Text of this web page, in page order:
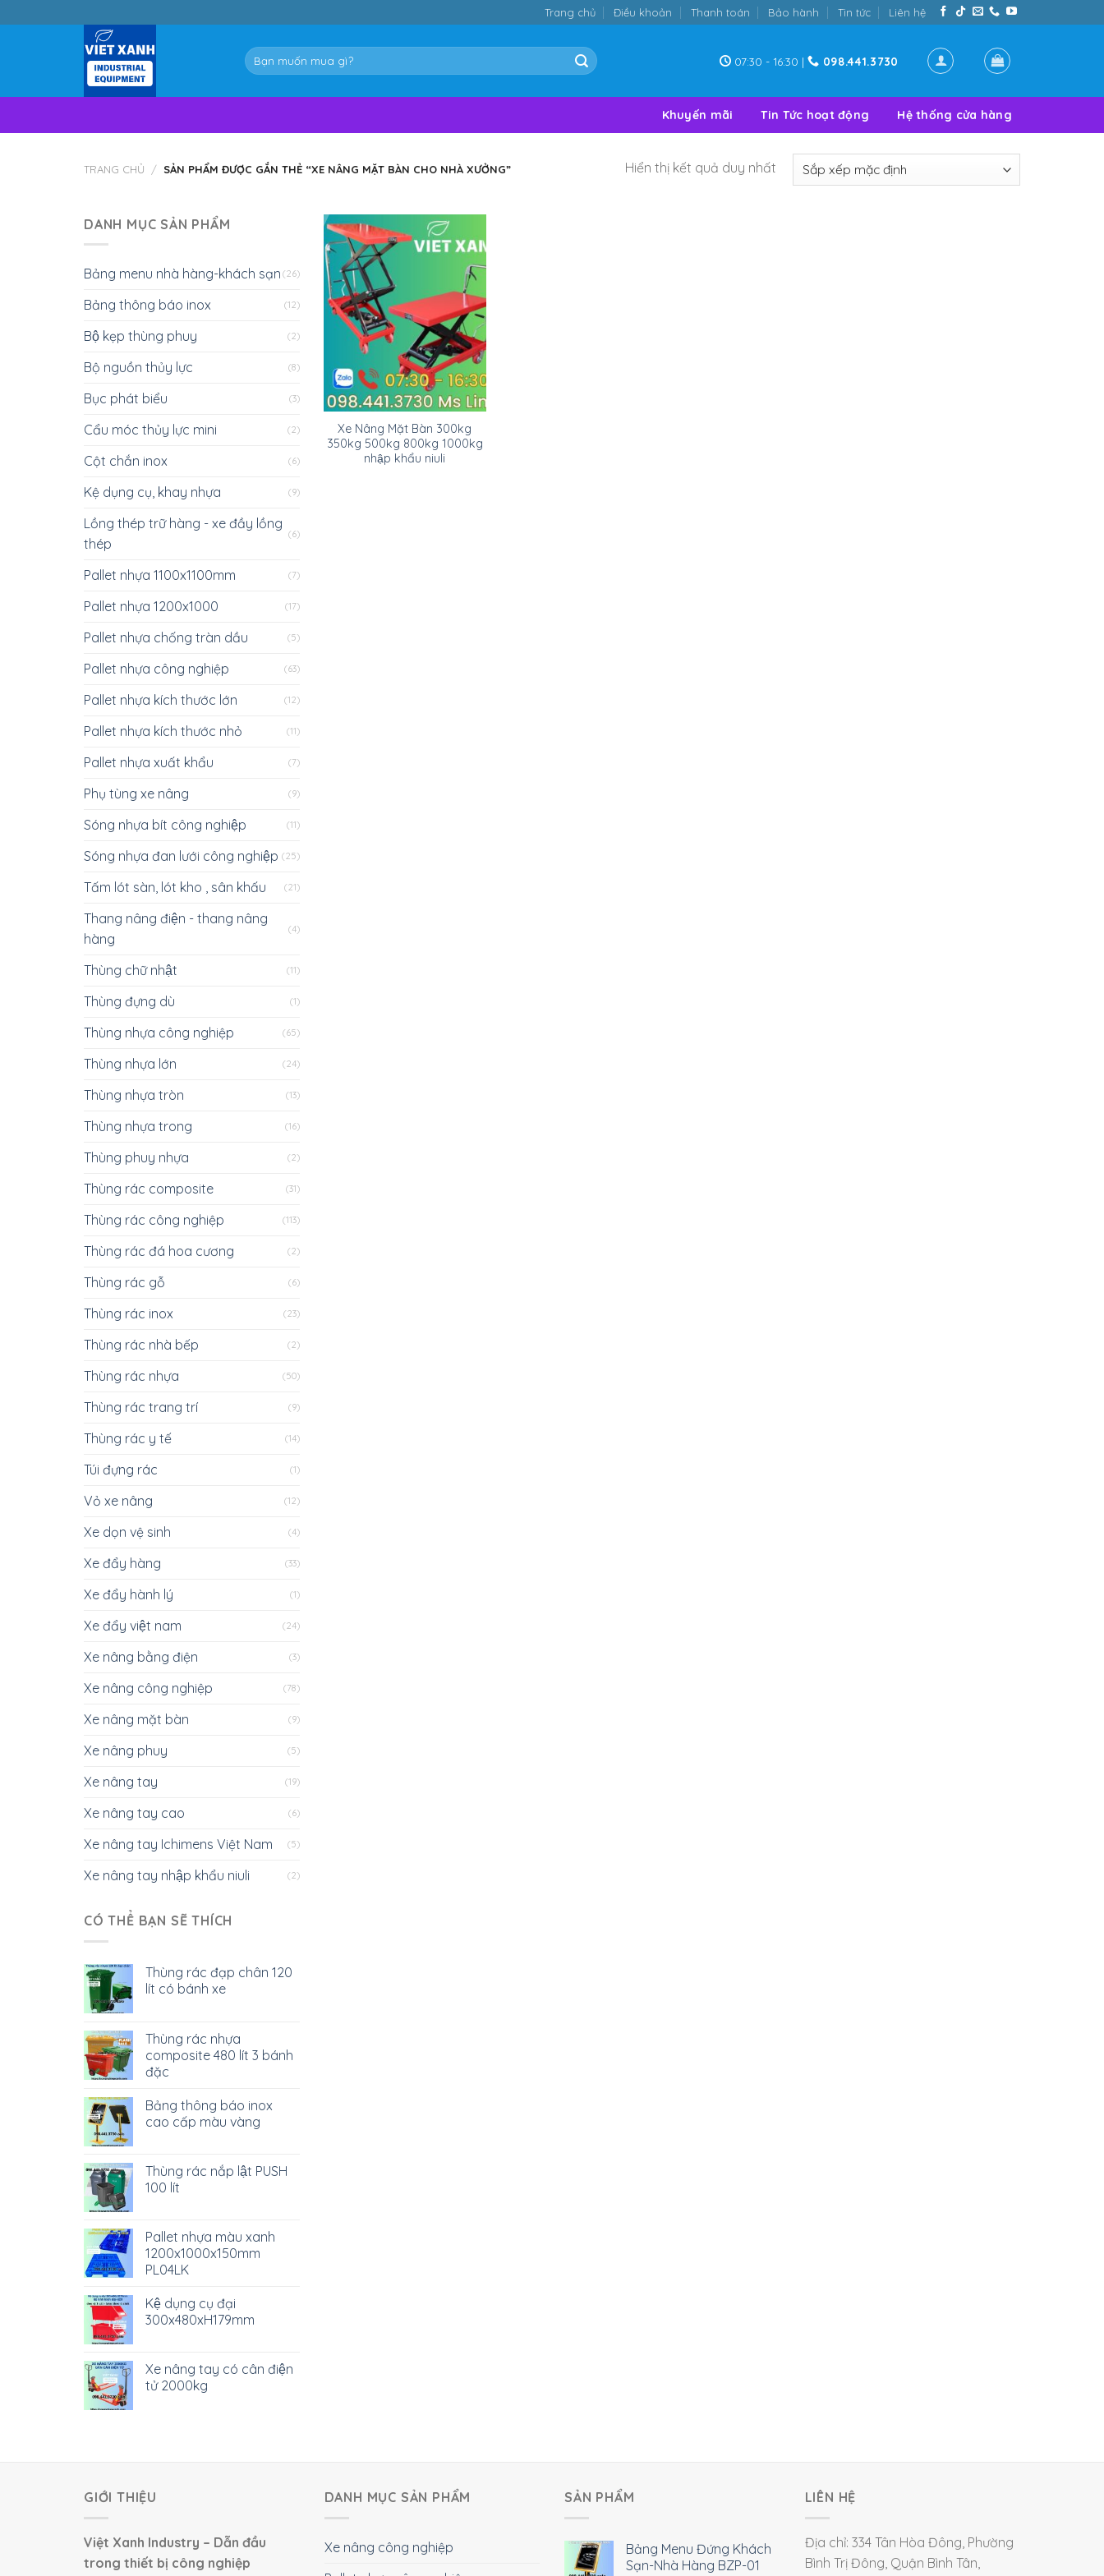
to
Trang chủ Điều khoản Thanh toán Bảo hành Tin tức Liên hệ
Tìm
kiếm:
07:30 - 16:30 | 098.441.3730
Khuyến mãi Tin Tức hoạt động Hệ thống cửa hàng
TRANG CHỦ / SẢN PHẨM ĐƯỢC GẮN THẺ “XE NÂNG MẶT BÀN CHO NHÀ XƯỞNG” Hiển thị kết quả duy nhất
DANH MỤC SẢN PHẨM
Bảng menu nhà hàng-khách sạn (26)
Bảng thông báo inox (12)
Bộ kẹp thùng phuy (2)
Bộ nguồn thủy lực (8)
Bục phát biểu (3)
Cẩu móc thủy lực mini (2)
Cột chắn inox (6)
Kệ dụng cụ, khay nhựa (9)
Lồng thép trữ hàng - xe đầy lồng
thép
(6)
Pallet nhựa 1100x1100mm (7)
Pallet nhựa 1200x1000 (17)
Pallet nhựa chống tràn dầu (5)
Pallet nhựa công nghiệp (63)
Pallet nhựa kích thước lớn (12)
Pallet nhựa kích thước nhỏ (11)
Pallet nhựa xuất khẩu (7)
Phụ tùng xe nâng (9)
Sóng nhựa bít công nghiệp (11)
Sóng nhựa đan lưới công nghiệp (25)
Tấm lót sàn, lót kho , sân khấu (21)
Thang nâng điện - thang nâng
hàng
(4)
Thùng chữ nhật (11)
Thùng đựng dù (1)
Thùng nhựa công nghiệp (65)
Thùng nhựa lớn (24)
Thùng nhựa tròn (13)
Thùng nhựa trong (16)
Thùng phuy nhựa (2)
Thùng rác composite (31)
Thùng rác công nghiệp (113)
Thùng rác đá hoa cương (2)
Thùng rác gỗ (6)
Thùng rác inox (23)
Thùng rác nhà bếp (2)
Thùng rác nhựa (50)
Thùng rác trang trí (9)
Thùng rác y tế (14)
Túi đựng rác (1)
Vỏ xe nâng (12)
Xe dọn vệ sinh (4)
Xe đẩy hàng (33)
Xe đẩy hành lý (1)
Xe đẩy việt nam (24)
Xe nâng bằng điện (3)
Xe nâng công nghiệp (78)
Xe nâng mặt bàn (9)
Xe nâng phuy (5)
Xe nâng tay (19)
Xe nâng tay cao (6)
Xe nâng tay Ichimens Việt Nam (5)
Xe nâng tay nhập khẩu niuli (2)
CÓ THỂ BẠN SẼ THÍCH
Thùng rác đạp chân 120
lít có bánh xe
Thùng rác nhựa
composite 480 lít 3 bánh
đặc
Bảng thông báo inox
cao cấp màu vàng
Thùng rác nắp lật PUSH
100 lít
Pallet nhựa màu xanh
1200x1000x150mm
PL04LK
Kệ dụng cụ đại
300x480xH179mm
Xe nâng tay có cân điện
tử 2000kg
Xe Nâng Mặt Bàn 300kg
350kg 500kg 800kg 1000kg
nhập khẩu niuli
GIỚI THIỆU
Việt Xanh Industry – Dẫn đầu
trong thiết bị công nghiệp
DANH MỤC SẢN PHẨM
Xe nâng công nghiệp
SẢN PHẨM
Bảng Menu Đứng Khách
Sạn-Nhà Hàng BZP-01
LIÊN HỆ
Địa chỉ: 334 Tân Hòa Đông, Phường
Bình Trị Đông, Quận Bình Tân,